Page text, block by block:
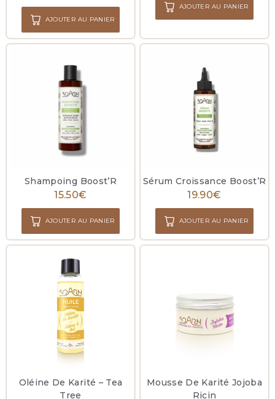
AJOUTER AU PANIER
AJOUTER AU PANIER
Shampoing Boost’R
15.50€
AJOUTER AU PANIER
Sérum Croissance Boost’R
19.90€
AJOUTER AU PANIER
Oléine De Karité – Tea
Tree
Mousse De Karité Jojoba
Ricin